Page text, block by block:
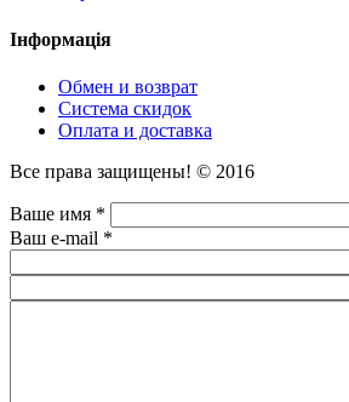
Інформація
Обмен и возврат
Система скидок
Оплата и доставка
Все права защищены! © 2016
Ваше имя *
Ваш e-mail *